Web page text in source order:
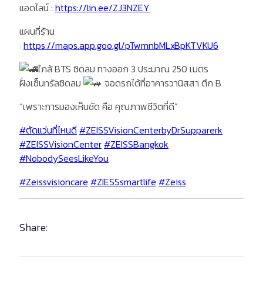
แอดไลน์ : https://lin.ee/ZJ3NZEY
แผนที่ร้าน
: https://maps.app.goo.gl/pTwmnbMLxBpKTVKU6
ใกล้ BTS ชิดลม ทางออก 3 ประมาณ 250 เมตร
ฝั่งเซ็นทรัลชิดลม
จอดรถได้ที่อาคารวานิสสา ตึก B
“เพราะการมองเห็นชัด คือ คุณภาพชีวิตที่ดี”
#ตัดแว่นที่ไหนดี #ZEISSVisionCenterbyDrSupparerk
#ZEISSVisionCenter#ZEISSBangkok
#NobodySeesLikeYou
#Zeissvisioncare #ZIESSsmartlife #Zeiss
Share: